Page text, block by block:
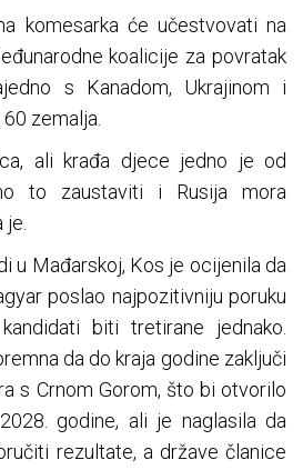
komesarka će učestvovati na
koalicije za povratak
s Kanadom, Ukrajinom i
zemalja.
ali krađa djece jedno je od
to zaustaviti i Rusija mora
je.
u Mađarskoj, Kos je ocijenila da
poslao najpozitivniju poruku
biti tretirane jednako.
da do kraja godine zaključi
s Crnom Gorom, što bi otvorilo
godine, ali je naglasila da
rezultate, a države članice